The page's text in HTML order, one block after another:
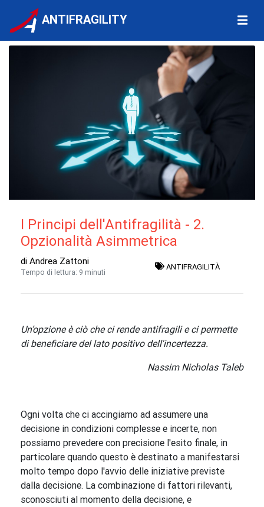
ANTIFRAGILITY
I Principi dell'Antifragilità - 2.
Opzionalità Asimmetrica
di Andrea Zattoni
Tempo di lettura: 9 minuti
ANTIFRAGILITÀ
Un’opzione è ciò che ci rende antifragili e ci permette
di beneficiare del lato positivo dell'incertezza.
Nassim Nicholas Taleb
Ogni volta che ci accingiamo ad assumere una
decisione in condizioni complesse e incerte, non
possiamo prevedere con precisione l'esito finale, in
particolare quando questo è destinato a manifestarsi
molto tempo dopo l'avvio delle iniziative previste
dalla decisione. La combinazione di fattori rilevanti,
sconosciuti al momento della decisione, e